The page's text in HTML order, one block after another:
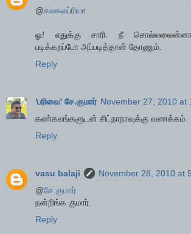
@கலகலப்ரியா
ஓ! எதுக்கு சாரி. நீ சொல்லலைன்னா
படிக்கறப்போ அப்படித்தான் தோணும்.
Reply
'பரிவை' சே.குமார் November 27, 2010 at
கண்கலங்களுடன் சிட்நாநாவுக்கு வணக்கம்.
Reply
vasu balaji
November 28, 2010 at
@சே.குமார்
நன்றிங்க குமார்.
Reply